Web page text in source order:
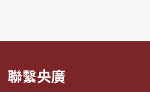
聯繫央廣